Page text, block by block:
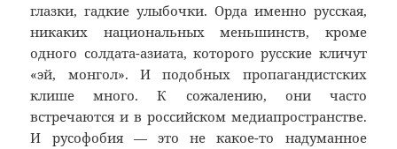
глазки, гадкие улыбочки. Орда именно русская,
никаких национальных меньшинств, кроме
одного солдата-азиата, которого русские кличут
«эй, монгол». И подобных пропагандистских
клише много. К сожалению, они часто
встречаются и в российском медиапространстве.
И русофобия — это не какое-то надуманное